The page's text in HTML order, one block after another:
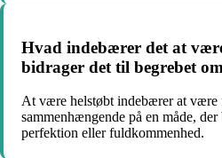
Hvad indebærer det at
bidrager det til begrebet
At være helstøbt indebærer at være
sammenhængende på en måde,
perfektion eller fuldkommenhed.